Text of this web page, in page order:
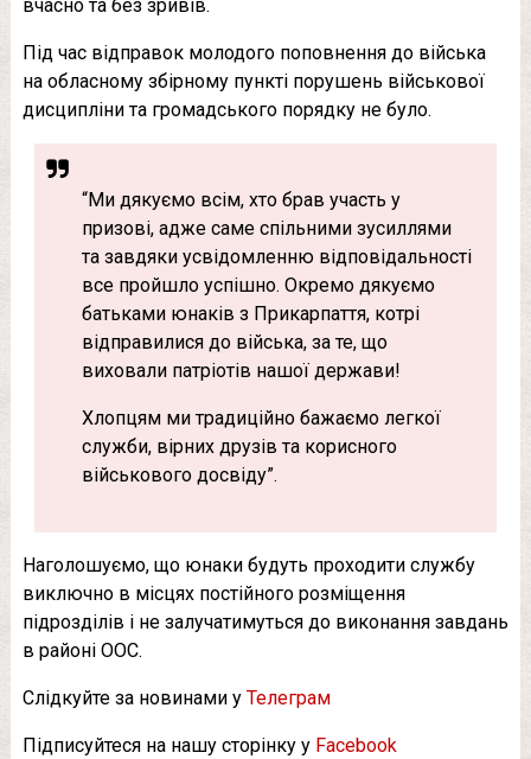
вчасно та без зривів.
Під час відправок молодого поповнення до війська
на обласному збірному пункті порушень військової
дисципліни та громадського порядку не було.
“Ми дякуємо всім, хто брав участь у
призові, адже саме спільними зусиллями
та завдяки усвідомленню відповідальності
все пройшло успішно. Окремо дякуємо
батьками юнаків з Прикарпаття, котрі
відправилися до війська, за те, що
виховали патріотів нашої держави!
Хлопцям ми традиційно бажаємо легкої
служби, вірних друзів та корисного
військового досвіду”.
Наголошуємо, що юнаки будуть проходити службу
виключно в місцях постійного розміщення
підрозділів і не залучатимуться до виконання завдань
в районі ООС.
Слідкуйте за новинами у Телеграм
Підписуйтеся на нашу сторінку у Facebook